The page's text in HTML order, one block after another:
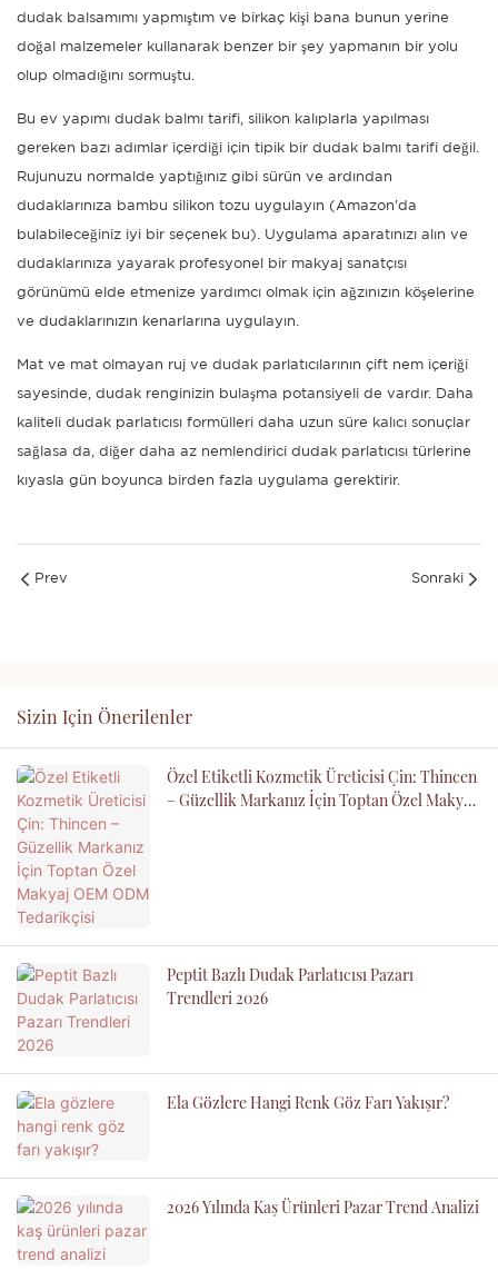
dudak balsamımı yapmıştım ve birkaç kişi bana bunun yerine
doğal malzemeler kullanarak benzer bir şey yapmanın bir yolu
olup olmadığını sormuştu.
Bu ev yapımı dudak balmı tarifi, silikon kalıplarla yapılması
gereken bazı adımlar içerdiği için tipik bir dudak balmı tarifi değil.
Rujunuzu normalde yaptığınız gibi sürün ve ardından
dudaklarınıza bambu silikon tozu uygulayın (Amazon'da
bulabileceğiniz iyi bir seçenek bu). Uygulama aparatınızı alın ve
dudaklarınıza yayarak profesyonel bir makyaj sanatçısı
görünümü elde etmenize yardımcı olmak için ağzınızın köşelerine
ve dudaklarınızın kenarlarına uygulayın.
Mat ve mat olmayan ruj ve dudak parlatıcılarının çift nem içeriği
sayesinde, dudak renginizin bulaşma potansiyeli de vardır. Daha
kaliteli dudak parlatıcısı formülleri daha uzun süre kalıcı sonuçlar
sağlasa da, diğer daha az nemlendirici dudak parlatıcısı türlerine
kıyasla gün boyunca birden fazla uygulama gerektirir.
Prev Sonraki
Sizin Için Önerilenler
Özel Etiketli Kozmetik Üreticisi Çin: Thincen
– Güzellik Markanız İçin Toptan Özel Makyaj
Peptit Bazlı Dudak Parlatıcısı Pazarı
Trendleri 2026
Ela Gözlere Hangi Renk Göz Farı Yakışır?
2026 Yılında Kaş Ürünleri Pazar Trend Analizi